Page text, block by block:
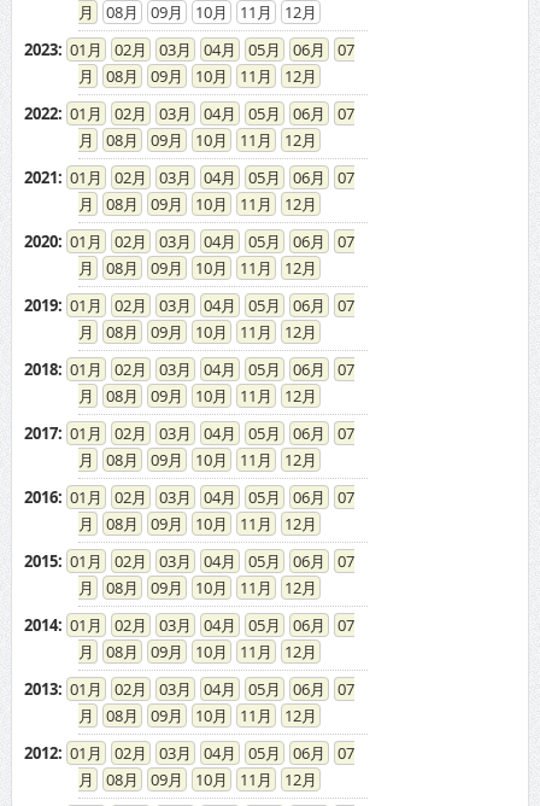
08
09 10 11
12
2023: 01 02 03 04 05 06
07
08
09 10 11
12
2022: 01 02 03 04 05 06
07
08
09 10 11
12
2021: 01 02 03 04 05 06
07
08
09 10 11
12
2020: 01 02 03 04 05 06
07
08
09 10 11
12
2019: 01 02 03 04 05 06
07
08
09 10 11
12
2018: 01 02 03 04 05 06
07
08
09 10 11
12
2017: 01 02 03 04 05 06
07
08
09 10 11
12
2016: 01 02 03 04 05 06
07
08
09 10 11
12
2015: 01 02 03 04 05 06
07
08
09 10 11
12
2014: 01 02 03 04 05 06
07
08
09 10 11
12
2013: 01 02 03 04 05 06
07
08
09 10 11
12
2012: 01 02 03 04 05 06
07
08
09 10 11
12